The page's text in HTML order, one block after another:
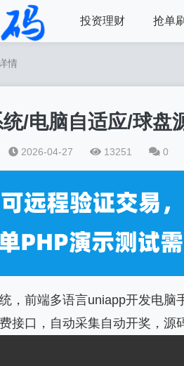
投资理财 抢单
情
/电脑自适应/球盘
2026-04-27 13251 0
，前端多语言uniapp开发电脑
接口，自动采集自动开奖，源